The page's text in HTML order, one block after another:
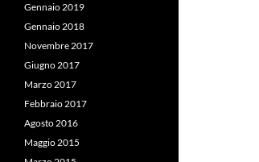
Gennaio 2019
Gennaio 2018
Novembre 2017
Giugno 2017
Marzo 2017
Febbraio 2017
Agosto 2016
Maggio 2015